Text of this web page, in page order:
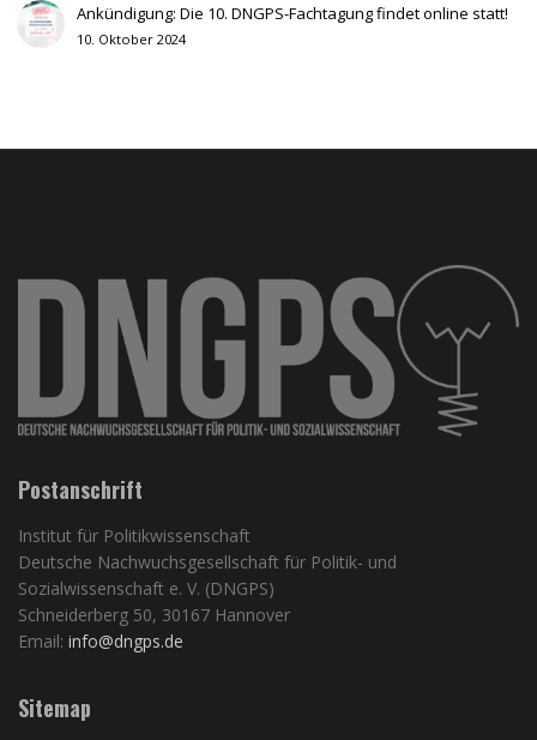
Ankündigung: Die 10. DNGPS-Fachtagung findet online statt!
10. Oktober 2024
Postanschrift
Institut für Politikwissenschaft
Deutsche Nachwuchsgesellschaft für Politik- und
Sozialwissenschaft e. V. (DNGPS)
Schneiderberg 50, 30167 Hannover
Email: info@dngps.de
Sitemap